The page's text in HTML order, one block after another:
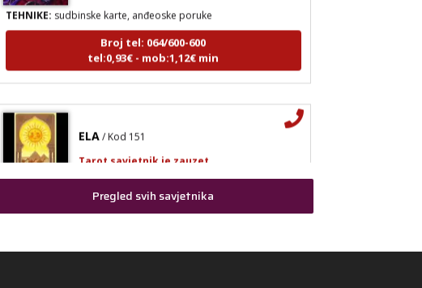
TEHNIKE:sudbinske karte, anđeoske poruke
Broj tel: 064/600-600
tel:0,93€ - mob:1,12€ min
ELA / Kod 151
Tarot savjetnik je zauzet
TEHNIKE:astrologija, tarot, numerološki tarot, visak, feng shui
numerologija, anđeoski brojevi, tumačenje snova, rune, kristali,
Broj tel: 064/600-600
Pregled svih savjetnika